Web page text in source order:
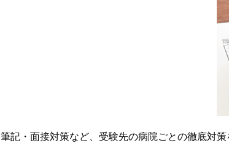
筆記・面接対策など、受験先の病院ごとの徹底対策